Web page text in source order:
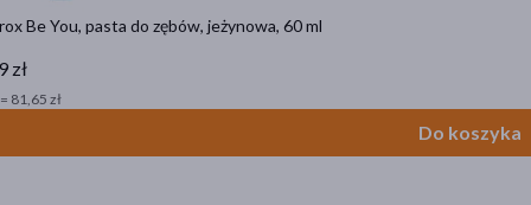
Be You, pasta do zębów, jeżynowa, 60 ml
zł
81,65 zł
Do koszyka